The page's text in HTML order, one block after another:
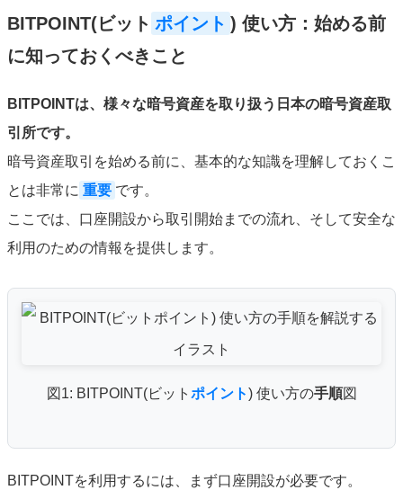
BITPOINT(ビット ポイント ) 使い方：始める前
に知っておくべきこと
BITPOINTは、様々な暗号資産を取り扱う日本の暗号資産取
引所です。
暗号資産取引を始める前に、基本的な知識を理解しておくこ
とは非常に 重要 です。
ここでは、口座開設から取引開始までの流れ、そして安全な
利用のための情報を提供します。
図1: BITPOINT(ビット ポイント) 使い方の手順図
BITPOINTを利用するには、まず口座開設が必要です。